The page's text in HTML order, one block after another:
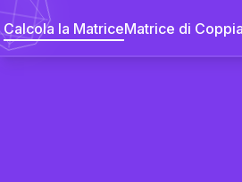
Calcola la MatriceMatrice di Coppia